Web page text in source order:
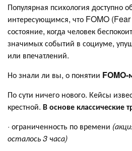
Популярная психология доступно
интересующимся, что FOMO
состояние, когда человек
значимых событий в социуме,
или впечатлений.
Но знали ли вы, о понятии
По сути ничего нового. Кейсы
крестной. В основе классические
· ограниченность по времени
осталось 3 часа)